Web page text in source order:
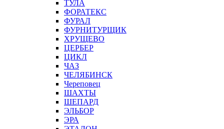
ТУЛА
ФОРАТЕКС
ФУРАЛ
ФУРНИТУРЩИК
ХРУЩЕВО
ЦЕРБЕР
ЦИКЛ
ЧАЗ
ЧЕЛЯБИНСК
Череповец
ШАХТЫ
ШЕПАРД
ЭЛЬБОР
ЭРА